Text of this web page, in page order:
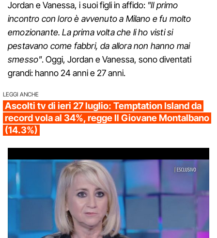
Jordan e Vanessa, i suoi figli in affido: "Il primo
incontro con loro è avvenuto a Milano e fu molto
emozionante. La prima volta che li ho visti si
pestavano come fabbri, da allora non hanno mai
smesso". Oggi, Jordan e Vanessa, sono diventati
grandi: hanno 24 anni e 27 anni.
LEGGI ANCHE
Ascolti tv di ieri 27 luglio: Temptation Island da
record vola al 34%, regge Il Giovane Montalbano
(14.3%)